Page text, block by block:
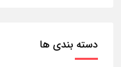
دسته بندی ها